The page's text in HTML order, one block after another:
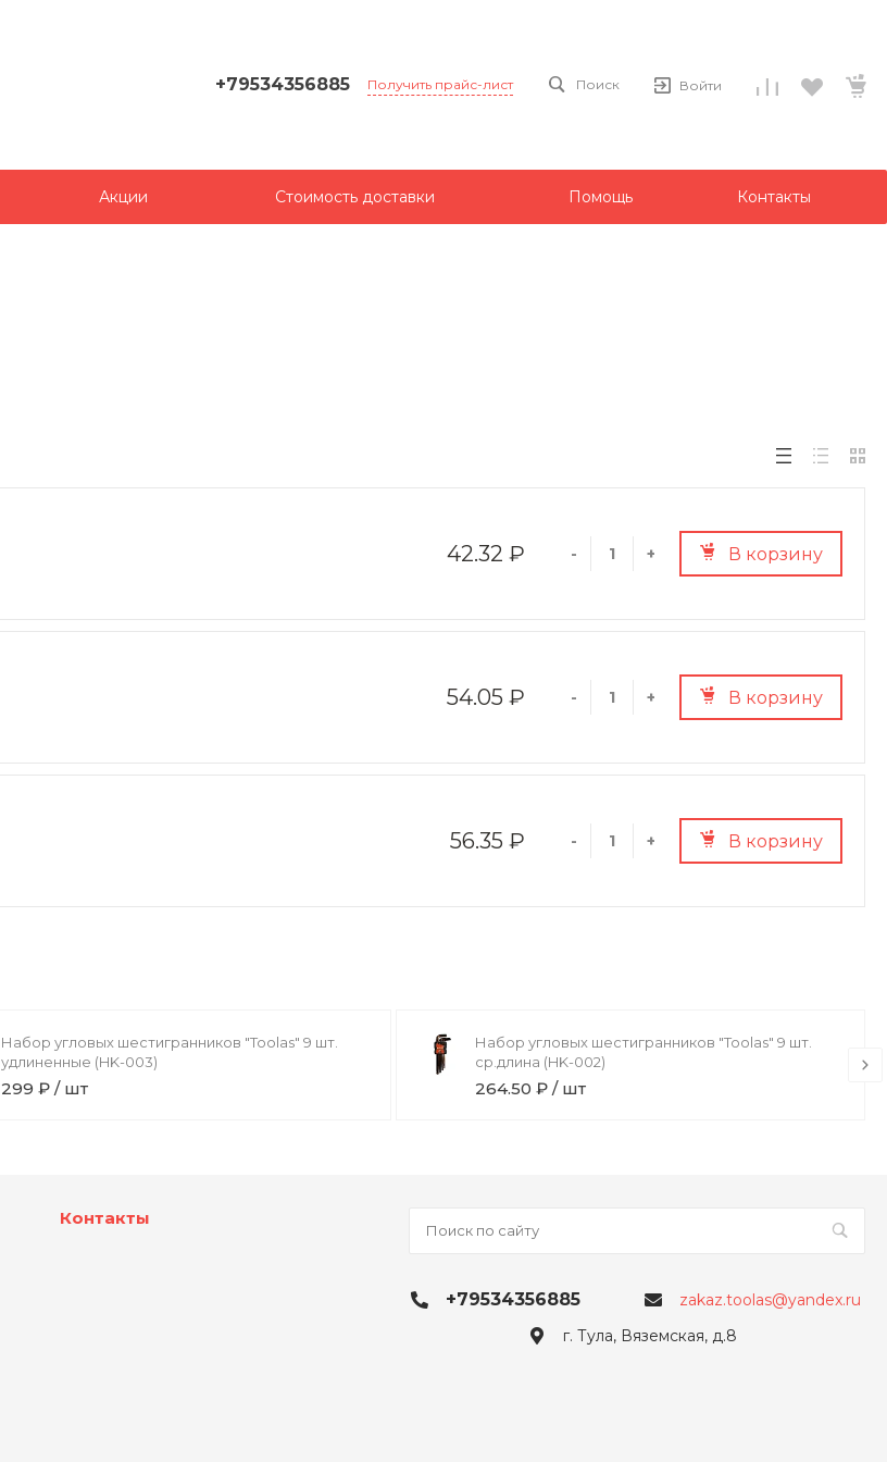
+79534356885 Получить прайс-лист Поиск Войти
Акции Стоимость доставки Помощь Контакты
42.32 ₽ - + В корзину
54.05 ₽ - + В корзину
56.35 ₽ - + В корзину
Набор угловых шестигранников "Toolas" 9 шт.
удлиненные (HK-003)
299 ₽ / шт
Набор угловых шестигранников "Toolas" 9 шт.
ср.длина (HK-002)
264.50 ₽ / шт
Контакты
+79534356885
zakaz.toolas@yandex.ru
г. Тула, Вяземская, д.8